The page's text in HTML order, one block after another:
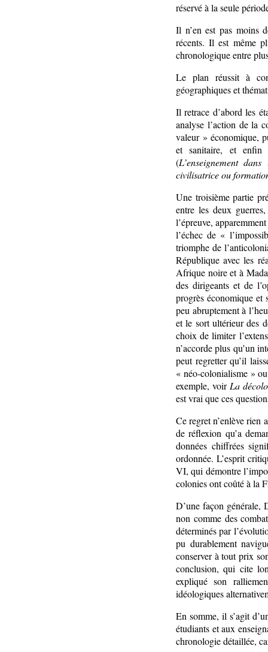
réservé à la seule
Il n’en est pas moins
récents. Il est même
chronologique entre
Le plan réussit à
géographiques et
Il retrace d’abord les
analyse l’action de la
valeur » économique,
et sanitaire, et enfin
(L’enseignement
civilisatrice ou
Une troisième partie
entre les deux
l’épreuve,
l’échec de «
triomphe de
République avec les
Afrique noire et à
des dirigeants et de
progrès économique et
peu abruptement à
et le sort ultérieur des
choix de limiter
n’accorde plus qu’un
peut regretter qu’il
« néo-colonialisme »
exemple, voir La
est vrai que ces
Ce regret n’enlève rien
de réflexion qu’a
données chiffrées
ordonnée. L’esprit
VI, qui démontre
colonies ont coûté à la
D’une façon générale,
non comme des
déterminés par
pu durablement
conserver à tout prix
conclusion, qui cite
expliqué son
idéologiques
En somme, il s’agit
étudiants et aux
chronologie détaillée,